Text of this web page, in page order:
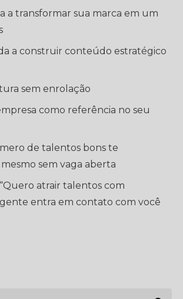
a transformar sua marca em um
a construir conteúdo estratégico
sem enrolação
como referência no seu
de talentos bons te
sem vaga aberta
atrair talentos com
entra em contato com você